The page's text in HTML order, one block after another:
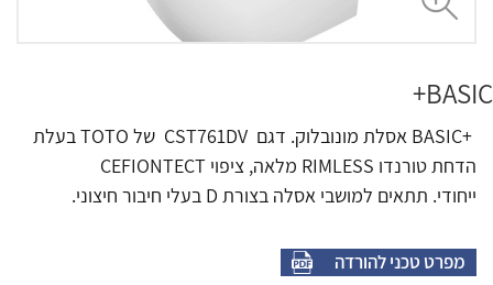
BASIC+
BASIC+ אסלת מונובלוק. דגם CST761DV של TOTOבעלת
הדחת טורנדו RIMLESS מלאה, ציפוי CEFIONTECT
ייחודי. תתאים למושבי אסלה בצורת D בעלי חיבור חיצוני.
מפרט טכני להורדה